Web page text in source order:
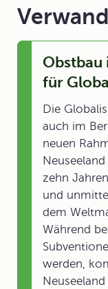
Obstbau
für
Die
auch im
neuen
zehn
und
dem
Während
werden,